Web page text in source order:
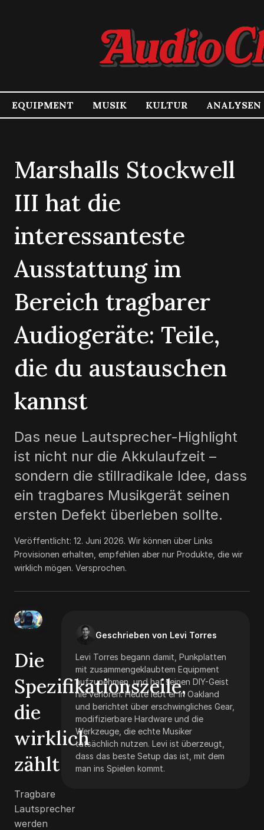
EQUIPMENT MUSIK KULTUR ANALYSEN
Marshalls Stockwell
III hat die
interessanteste
Ausstattung im
Bereich tragbarer
Audiogeräte: Teile,
die du austauschen
kannst
Das neue Lautsprecher-Highlight
ist nicht nur die Akkulaufzeit –
sondern die stillradikale Idee, dass
ein tragbares Musikgerät seinen
ersten Defekt überleben sollte.
Veröffentlicht: 12. Juni 2026. Wir können über Links
Provisionen erhalten, empfehlen aber nur Produkte, die wir
wirklich mögen. Versprochen.
Geschrieben von Levi Torres
Levi Torres begann damit, Punkplatten
mit zusammengeklaubtem Equipment
aufzunehmen, und hat seinen DIY-Geist
nie verloren. Heute lebt er in Oakland
und berichtet über erschwingliches Gear,
modifizierbare Hardware und die
Werkzeuge, die echte Musiker
tatsächlich nutzen. Levi ist überzeugt,
dass das beste Setup das ist, mit dem
man ins Spielen kommt.
Die
Spezifikationszeile,
die
wirklich
zählt
Tragbare
Lautsprecher
werden